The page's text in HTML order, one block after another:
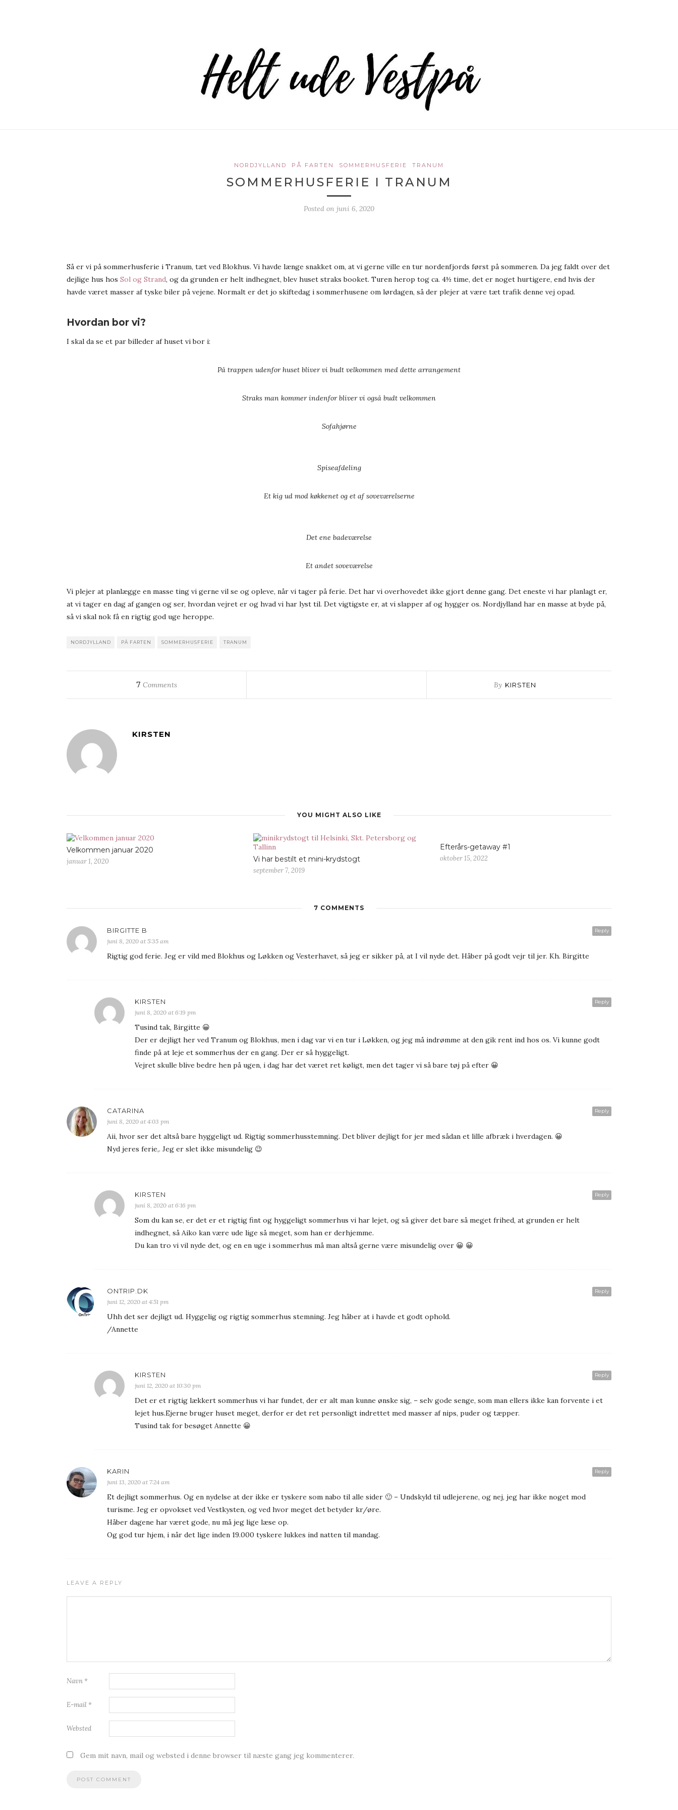
NORDJYLLAND PÅ FARTEN SOMMERHUSFERIE TRANUM
SOMMERHUSFERIE I TRANUM
Posted on juni 6, 2020
Så er vi på sommerhusferie i Tranum, tæt ved Blokhus. Vi havde længe snakket om, at vi gerne ville en tur nordenfjords først på sommeren. Da jeg faldt over det
dejlige hus hos Sol og Strand, og da grunden er helt indhegnet, blev huset straks booket. Turen herop tog ca. 4½ time, det er noget hurtigere, end hvis der
havde været masser af tyske biler på vejene. Normalt er det jo skiftedag i sommerhusene om lørdagen, så der plejer at være tæt trafik denne vej opad.
Hvordan bor vi?
I skal da se et par billeder af huset vi bor i:
På trappen udenfor huset bliver vi budt velkommen med dette arrangement
Straks man kommer indenfor bliver vi også budt velkommen
Sofahjørne
Spiseafdeling
Et kig ud mod køkkenet og et af soveværelserne
Det ene badeværelse
Et andet soveværelse
Vi plejer at planlægge en masse ting vi gerne vil se og opleve, når vi tager på ferie. Det har vi overhovedet ikke gjort denne gang. Det eneste vi har planlagt er,
at vi tager en dag af gangen og ser, hvordan vejret er og hvad vi har lyst til. Det vigtigste er, at vi slapper af og hygger os. Nordjylland har en masse at byde på,
så vi skal nok få en rigtig god uge heroppe.
NORDJYLLAND PÅ FARTEN SOMMERHUSFERIE TRANUM
7 Comments By KIRSTEN
KIRSTEN
YOU MIGHT ALSO LIKE
Velkommen januar 2020
januar 1, 2020 Vi har bestilt et mini-krydstogt
september 7, 2019
Efterårs-getaway #1
oktober 15, 2022
7 COMMENTS
Reply
BIRGITTE B
juni 8, 2020 at 5:35 am
Rigtig god ferie. Jeg er vild med Blokhus og Løkken og Vesterhavet, så jeg er sikker på, at I vil nyde det. Håber på godt vejr til jer. Kh. Birgitte
Reply
KIRSTEN
juni 8, 2020 at 6:19 pm
Tusind tak, Birgitte 😀
Der er dejligt her ved Tranum og Blokhus, men i dag var vi en tur i Løkken, og jeg må indrømme at den gik rent ind hos os. Vi kunne godt
finde på at leje et sommerhus der en gang. Der er så hyggeligt.
Vejret skulle blive bedre hen på ugen, i dag har det været ret køligt, men det tager vi så bare tøj på efter 😀
Reply
CATARINA
juni 8, 2020 at 4:03 pm
Aii, hvor ser det altså bare hyggeligt ud. Rigtig sommerhusstemning. Det bliver dejligt for jer med sådan et lille afbræk i hverdagen. 😀
Nyd jeres ferie,. Jeg er slet ikke misundelig 😉
Reply
KIRSTEN
juni 8, 2020 at 6:16 pm
Som du kan se, er det er et rigtig fint og hyggeligt sommerhus vi har lejet, og så giver det bare så meget frihed, at grunden er helt
indhegnet, så Aiko kan være ude lige så meget, som han er derhjemme.
Du kan tro vi vil nyde det, og en en uge i sommerhus må man altså gerne være misundelig over 😀 😀
Reply
ONTRIP.DK
juni 12, 2020 at 4:51 pm
Uhh det ser dejligt ud. Hyggelig og rigtig sommerhus stemning. Jeg håber at i havde et godt ophold.
/Annette
Reply
KIRSTEN
juni 12, 2020 at 10:30 pm
Det er et rigtig lækkert sommerhus vi har fundet, der er alt man kunne ønske sig, – selv gode senge, som man ellers ikke kan forvente i et
lejet hus.Ejerne bruger huset meget, derfor er det ret personligt indrettet med masser af nips, puder og tæpper.
Tusind tak for besøget Annette 😀
Reply
KARIN
juni 13, 2020 at 7:24 am
Et dejligt sommerhus. Og en nydelse at der ikke er tyskere som nabo til alle sider 🙂 – Undskyld til udlejerene, og nej, jeg har ikke noget mod
turisme. Jeg er opvokset ved Vestkysten, og ved hvor meget det betyder kr/øre.
Håber dagene har været gode, nu må jeg lige læse op.
Og god tur hjem, i når det lige inden 19.000 tyskere lukkes ind natten til mandag.
LEAVE A REPLY
Navn *
E-mail *
Websted
Gem mit navn, mail og websted i denne browser til næste gang jeg kommenterer.